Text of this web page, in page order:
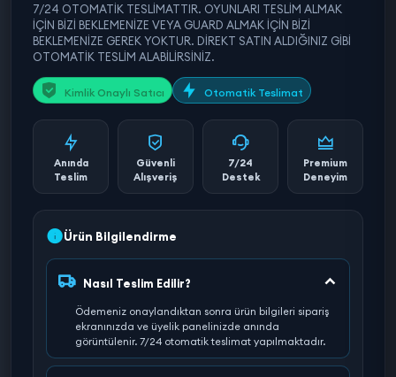
7/24 OTOMATİK TESLİMATTIR. OYUNLARI TESLİM ALMAK
İÇİN BİZİ BEKLEMENİZE VEYA GUARD ALMAK İÇİN BİZİ
BEKLEMENİZE GEREK YOKTUR. DİREKT SATIN ALDIĞINIZ GİBİ
OTOMATİK TESLİM ALABİLİRSİNİZ.
Kimlik Onaylı Satıcı Otomatik Teslimat
Anında
Teslim
Güvenli
Alışveriş
7/24
Destek
Premium
Deneyim
Ürün Bilgilendirme
Nasıl Teslim Edilir?
Ödemeniz onaylandıktan sonra ürün bilgileri sipariş
ekranınızda ve üyelik panelinizde anında
görüntülenir. 7/24 otomatik teslimat yapılmaktadır.